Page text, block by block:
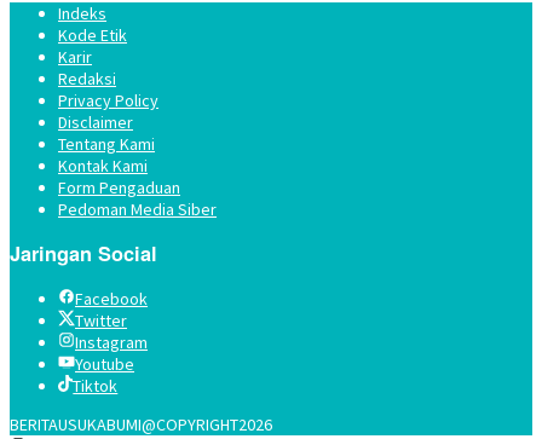
Indeks
Kode Etik
Karir
Redaksi
Privacy Policy
Disclaimer
Tentang Kami
Kontak Kami
Form Pengaduan
Pedoman Media Siber
Jaringan Social
Facebook
Twitter
Instagram
Youtube
Tiktok
BERITAUSUKABUMI@COPYRIGHT2026